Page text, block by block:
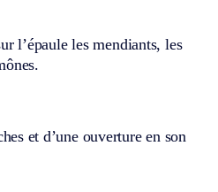
l’épaule les mendiants, les
et d’une ouverture en son